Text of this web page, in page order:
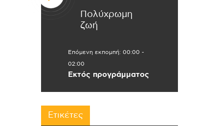
Πολύχρωμη
ζωή
Επόμενη εκπομπή: 00:00 -
02:00
Εκτός προγράμματος
Ετικέτες